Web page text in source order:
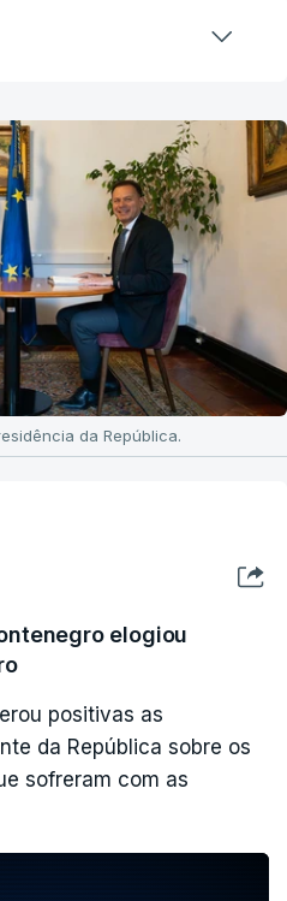
da República.
elogiou
positivas as
da República sobre os
sofreram com as